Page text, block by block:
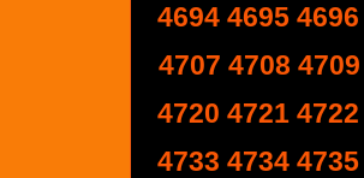
4694 4695 4696
4707 4708 4709
4720 4721 4722
4733 4734 4735